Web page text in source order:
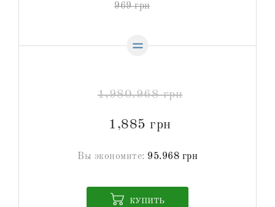
969 грн
1,980.968 грн
1,885 грн
Вы экономите: 95.968 грн